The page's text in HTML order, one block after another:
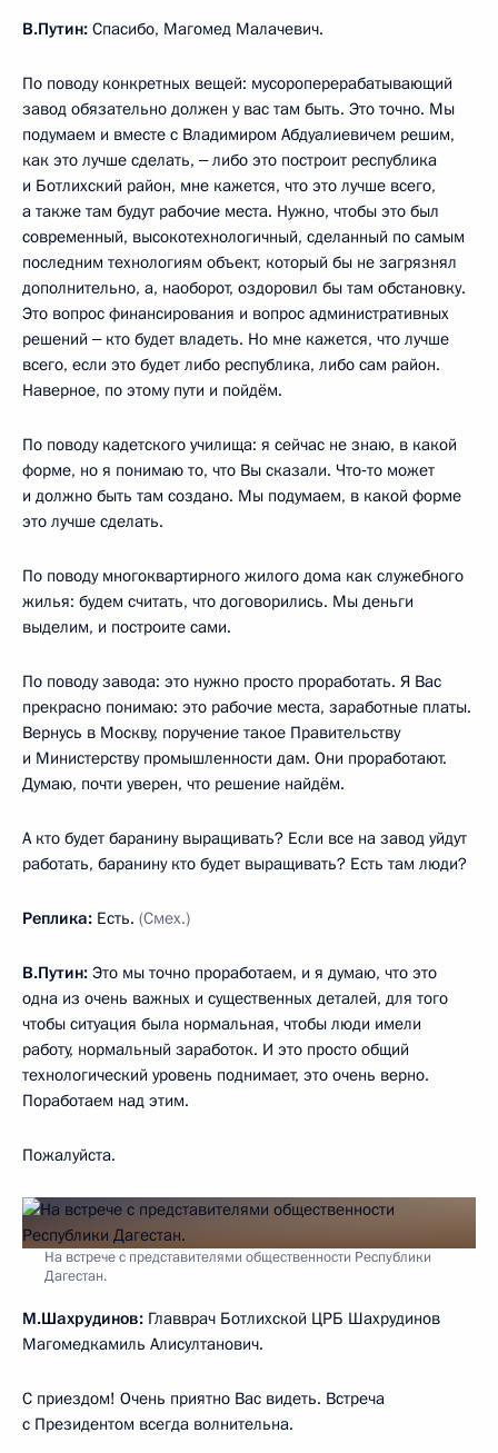
В.Путин: Спасибо, Магомед Малачевич.
По поводу конкретных вещей: мусороперерабатывающий
завод обязательно должен у вас там быть. Это точно. Мы
подумаем и вместе с Владимиром Абдуалиевичем решим,
как это лучше сделать, ‒ либо это построит республика
и Ботлихский район, мне кажется, что это лучше всего,
а также там будут рабочие места. Нужно, чтобы это был
современный, высокотехнологичный, сделанный по самым
последним технологиям объект, который бы не загрязнял
дополнительно, а, наоборот, оздоровил бы там обстановку.
Это вопрос финансирования и вопрос административных
решений ‒ кто будет владеть. Но мне кажется, что лучше
всего, если это будет либо республика, либо сам район.
Наверное, по этому пути и пойдём.
По поводу кадетского училища: я сейчас не знаю, в какой
форме, но я понимаю то, что Вы сказали. Что‑то может
и должно быть там создано. Мы подумаем, в какой форме
это лучше сделать.
По поводу многоквартирного жилого дома как служебного
жилья: будем считать, что договорились. Мы деньги
выделим, и построите сами.
По поводу завода: это нужно просто проработать. Я Вас
прекрасно понимаю: это рабочие места, заработные платы.
Вернусь в Москву, поручение такое Правительству
и Министерству промышленности дам. Они проработают.
Думаю, почти уверен, что решение найдём.
А кто будет баранину выращивать? Если все на завод уйдут
работать, баранину кто будет выращивать? Есть там люди?
Реплика: Есть. (Смех.)
В.Путин: Это мы точно проработаем, и я думаю, что это
одна из очень важных и существенных деталей, для того
чтобы ситуация была нормальная, чтобы люди имели
работу, нормальный заработок. И это просто общий
технологический уровень поднимает, это очень верно.
Поработаем над этим.
Пожалуйста.
На встрече с представителями общественности Республики
Дагестан.
М.Шахрудинов: Главврач Ботлихской ЦРБ Шахрудинов
Магомедкамиль Алисултанович.
С приездом! Очень приятно Вас видеть. Встреча
с Президентом всегда волнительна.